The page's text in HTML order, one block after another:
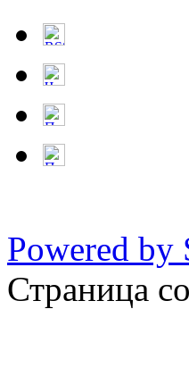
Powered by
Страница